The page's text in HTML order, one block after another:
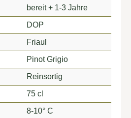
bereit + 1-3 Jahre
DOP
Friaul
Pinot Grigio
Reinsortig
75 cl
8-10° C